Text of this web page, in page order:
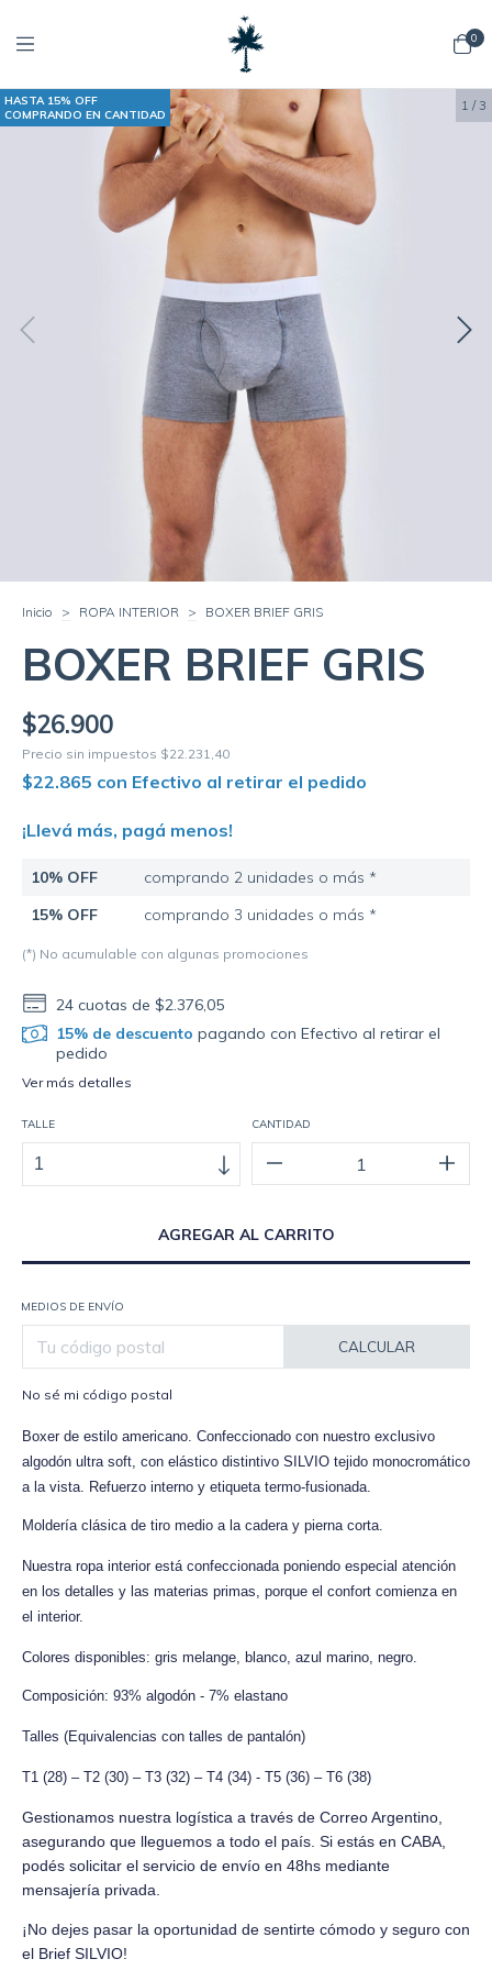
0
HASTA 15% OFF
COMPRANDO EN CANTIDAD
1 /3
Inicio > ROPA INTERIOR > BOXER BRIEF GRIS
BOXER BRIEF GRIS
$26.900
Precio sin impuestos $22.231,40
$22.865 con Efectivo al retirar el pedido
¡Llevá más, pagá menos!
10% OFF
comprando 2 unidades o más *
15% OFF
comprando 3 unidades o más *
(*) No acumulable con algunas promociones
24 cuotas de$2.376,05
15% de descuento pagando con Efectivo al retirar el
pedido
Ver más detalles
TALLE CANTIDAD
MEDIOS DE ENVÍO
CALCULAR
No sé mi código postal
Boxer de estilo americano. Confeccionado con nuestro exclusivo
algodón ultra soft, con elástico distintivo SILVIO tejido monocromático
a la vista. Refuerzo interno y etiqueta termo-fusionada.
Moldería clásica de tiro medio a la cadera y pierna corta.
Nuestra ropa interior está confeccionada poniendo especial atención
en los detalles y las materias primas, porque el confort comienza en
el interior.
Colores disponibles: gris melange, blanco, azul marino, negro.
Composición: 93% algodón - 7% elastano
Talles (Equivalencias con talles de pantalón)
T1 (28) – T2 (30) – T3 (32) – T4 (34) - T5 (36) – T6 (38)
Gestionamos nuestra logística a través de Correo Argentino,
asegurando que lleguemos a todo el país. Si estás en CABA,
podés solicitar el servicio de envío en 48hs mediante
mensajería privada.
¡No dejes pasar la oportunidad de sentirte cómodo y seguro con
el Brief SILVIO!